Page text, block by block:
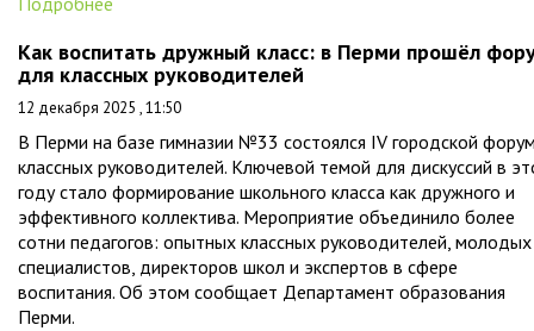
Как воспитать дружный класс: в Перми прошёл
для классных руководителей
12 декабря 2025 , 11:50
В Перми на базе гимназии №33 состоялся IV городской
классных руководителей. Ключевой темой для дискуссий в
году стало формирование школьного класса как дружного и
эффективного коллектива. Мероприятие объединило более
сотни педагогов: опытных классных руководителей, молодых
специалистов, директоров школ и экспертов в сфере
воспитания. Об этом сообщает Департамент образования
Перми.